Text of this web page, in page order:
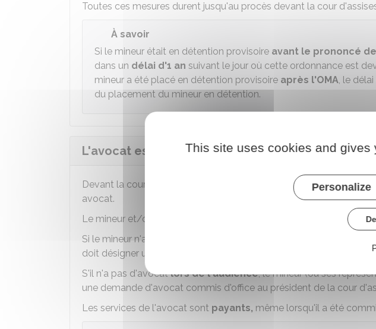
Toutes ces mesures durent jusqu'au procès devant la cour
À savoir
Si le mineur était en détention provisoire avant le prononcé
dans un délai d'1 an suivant le jour où cette ordonnance est
mineur a été placé en détention provisoire après l'OMA, le
du placement du mineur en détention.
L'avocat est-il obligatoire devant la cour d'assises
Devant la cour d'assises des mineurs,
(mineur) doit
avocat.
Le mineur et/ou ses
peuvent désigner
Si le mineur n'a pas choisi d'avocat
doit désigner un
S'il n'a pas d'avocatlors de l'audience, le mineur (ou ses
une demande d'avocat commis d'office au président de la cour
Les services de l'avocat sont payants, même lorsqu'il a été
This site uses cookies and
Personalize